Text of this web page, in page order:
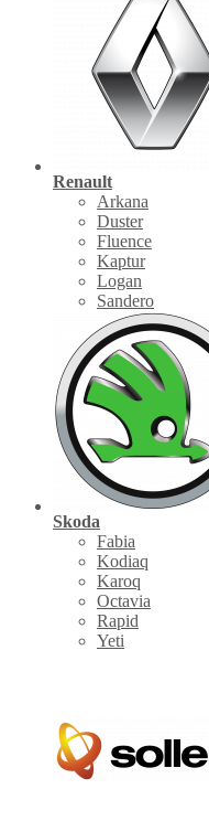
Renault
Arkana
Duster
Fluence
Kaptur
Logan
Sandero
Skoda
Fabia
Kodiaq
Karoq
Octavia
Rapid
Yeti